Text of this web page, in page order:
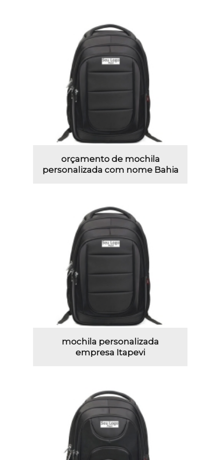
orçamento de mochila
personalizada com nome Bahia
mochila personalizada
empresa Itapevi